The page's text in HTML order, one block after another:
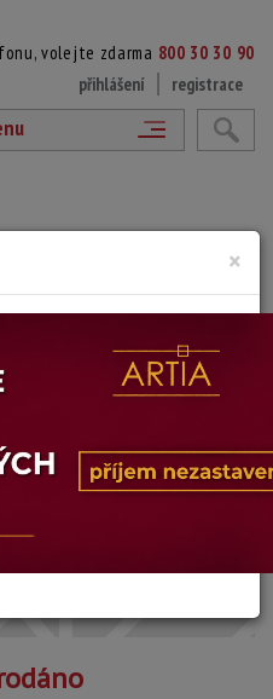
volejte zdarma 800 30 30 90
přihlášení
registrace
dole 16/22, mírně zašpiněno,
x 48 cm
×